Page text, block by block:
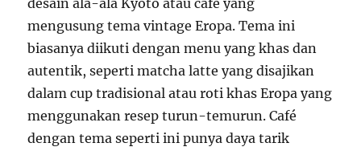
mengusung tema vintage Eropa. Tema ini
biasanya diikuti dengan menu yang khas dan
autentik, seperti matcha latte yang disajikan
dalam cup tradisional atau roti khas Eropa yang
menggunakan resep turun-temurun. Café
dengan tema seperti ini punya daya tarik